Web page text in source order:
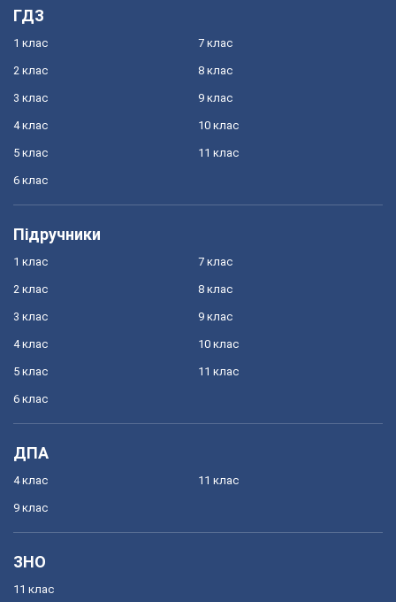
ГДЗ
1 клас
2 клас
3 клас
4 клас
5 клас
6 клас
7 клас
8 клас
9 клас
10 клас
11 клас
Підручники
1 клас
2 клас
3 клас
4 клас
5 клас
6 клас
7 клас
8 клас
9 клас
10 клас
11 клас
ДПА
4 клас
9 клас
11 клас
ЗНО
11 клас